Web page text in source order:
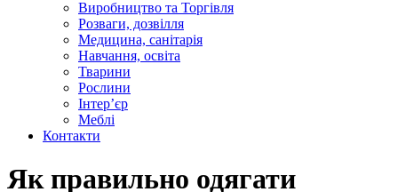
Виробництво та Торгівля
Розваги, дозвілля
Медицина, санітарія
Навчання, освіта
Тварини
Рослини
Інтер’єр
Меблі
Контакти
Як правильно одягати